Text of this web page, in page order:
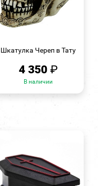
Шкатулка Череп в Тату
4 350 ₽
В наличии